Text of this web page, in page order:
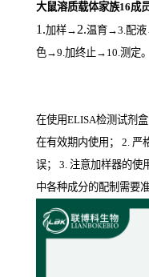
大鼠溶质载体家族16成
1.加样→ 2.温育→3.配
色→9.加终止→10.测定。
在使用ELISA检测试剂
在有效期内使用； 2. 严
误； 3. 注意加样器的使
中各种成分的配制需要